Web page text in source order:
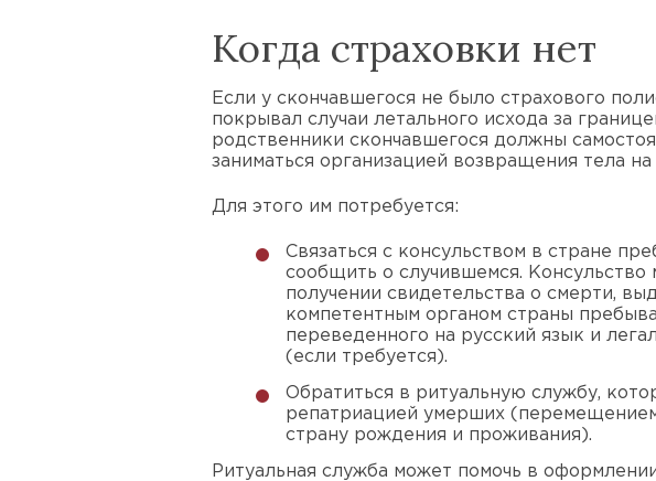
Когда страховки нет
Если у скончавшегося не было страхового
покрывал случаи летального исхода за
родственники скончавшегося должны
заниматься организацией возвращения тела на
Для этого им потребуется:
Связаться с консульством в стране
сообщить о случившемся. Консульство
получении свидетельства о смерти,
компетентным органом страны
переведенного на русский язык и
(если требуется).
Обратиться в ритуальную службу,
репатриацией умерших
страну рождения и проживания).
Ритуальная служба может помочь в